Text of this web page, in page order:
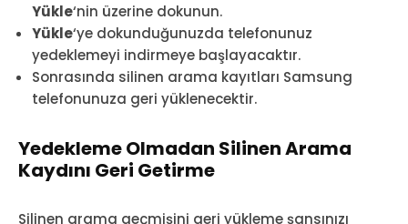
Yükle‘nin üzerine dokunun.
Yükle‘ye dokunduğunuzda telefonunuz
yedeklemeyi indirmeye başlayacaktır.
Sonrasında silinen arama kayıtları Samsung
telefonunuza geri yüklenecektir.
Yedekleme Olmadan Silinen Arama
Kaydını Geri Getirme
Silinen arama geçmişini geri yükleme şansınızı